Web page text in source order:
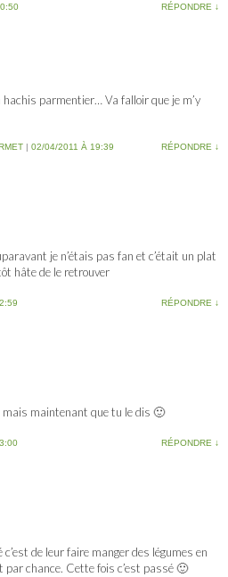
RÉPONDRE ↓
hachis parmentier… Va falloir que je m’y
| 02/04/2011 À 19:39 RÉPONDRE ↓
je n’étais pas fan et c’était un plat
hâte de le retrouver
RÉPONDRE ↓
mais maintenant que tu le dis 🙂
RÉPONDRE ↓
de leur faire manger des légumes en
par chance. Cette fois c’est passé 🙂